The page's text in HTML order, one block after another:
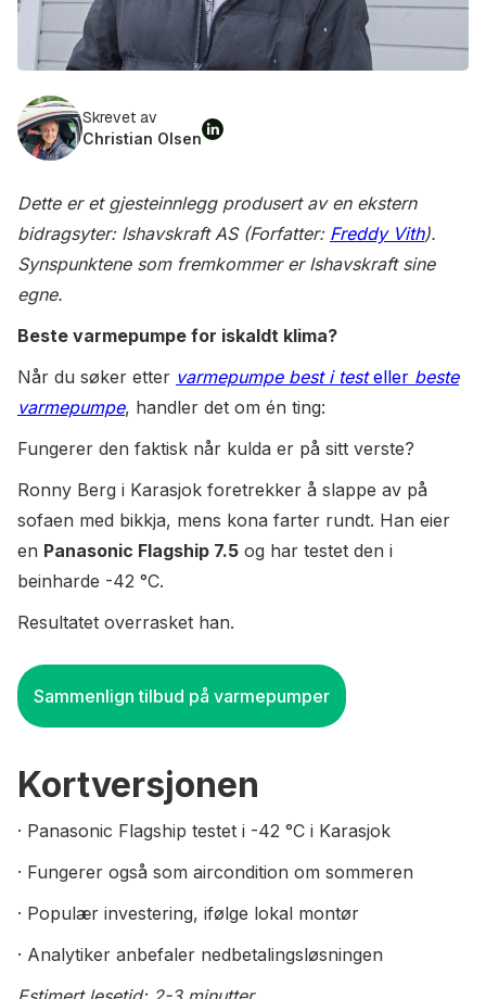
Skrevet av
Christian Olsen
Dette er et gjesteinnlegg produsert av en ekstern
bidragsyter: Ishavskraft AS (Forfatter: Freddy Vith).
Synspunktene som fremkommer er Ishavskraft sine
egne.
Beste varmepumpe for iskaldt klima?
Når du søker etter varmepumpe best i testeller beste
varmepumpe, handler det om én ting:
Fungerer den faktisk når kulda er på sitt verste?
Ronny Berg i Karasjok foretrekker å slappe av på
sofaen med bikkja, mens kona farter rundt. Han eier
en Panasonic Flagship 7.5 og har testet den i
beinharde -42 °C.
Resultatet overrasket han.
Sammenlign tilbud på varmepumper
Kortversjonen
· Panasonic Flagship testet i -42 °C i Karasjok
· Fungerer også som aircondition om sommeren
· Populær investering, ifølge lokal montør
· Analytiker anbefaler nedbetalingsløsningen